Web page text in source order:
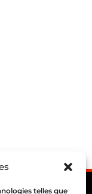
telles que